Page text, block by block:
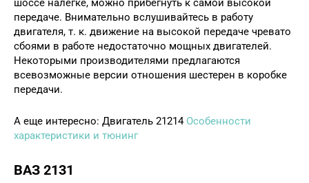
шоссе налегке, можно прибегнуть к самой высокой
передаче. Внимательно вслушивайтесь в работу
двигателя, т. к. движение на высокой передаче чревато
сбоями в работе недостаточно мощных двигателей.
Некоторыми производителями предлагаются
всевозможные версии отношения шестерен в коробке
передачи.
А еще интересно: Двигатель 21214 Особенности
характеристики и тюнинг
ВАЗ 2131